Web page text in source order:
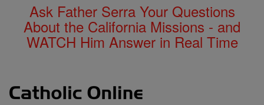
Ask Father Serra Your Questions
About the California Missions - and
WATCH Him Answer in Real Time